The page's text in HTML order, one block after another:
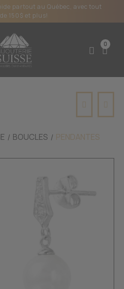
partout au Québec, avec tout
150$ et plus!
0
BOUCLES PENDANTES